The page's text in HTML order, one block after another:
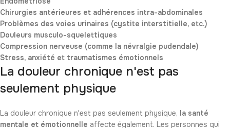
Chirurgies antérieures et adhérences intra-abdominales
Problèmes des voies urinaires (cystite interstitielle, etc.)
Douleurs musculo-squelettiques
Compression nerveuse (comme la névralgie pudendale)
Stress, anxiété et traumatismes émotionnels
La douleur chronique n'est pas
seulement physique
La douleur chronique n'est pas seulement physique, la santé
mentale et émotionnelle affecte également. Les personnes qui